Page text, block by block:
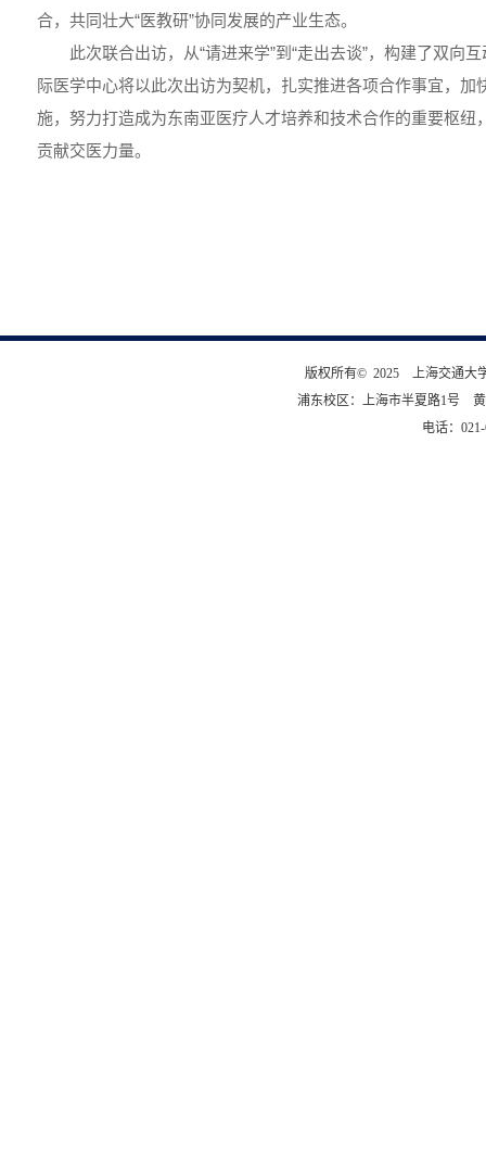
版权所有© 2025 上海交通大
浦东校区：上海市半夏路1号
电话：
合，共同壮大“医教研”协同发展的产业生态。
此次联合出访，从“请进来学”到“走出去谈”，构建了双向
际医学中心将以此次出访为契机，扎实推进各项合作事宜，加
施，努力打造成为东南亚医疗人才培养和技术合作的重要枢纽
贡献交医力量。